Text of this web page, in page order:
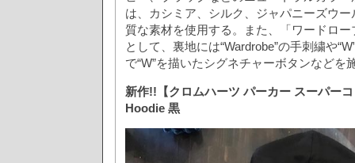
は、カシミア、シルク、ジャパニーズウ
質な素材を使用する。また、「ワードロ
として、裏地には“Wardrobe”の手刺繍や
で“W”を描いたシグネチャーボタンなどを
新作!!【クロムハーツ パーカー スーパー
Hoodie 黒